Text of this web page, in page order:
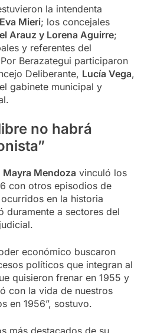
la intendenta
Eva Mieri; los concejales
Arauz y Lorena Aguirre;
y referentes del
Berazategui participaron
Deliberante, Lucía Vega,
gabinete municipal y
no habrá
Mayra Mendoza vinculó los
con otros episodios de
en la historia
duramente a sectores del
económico buscaron
políticos que integran al
quisieron frenar en 1955 y
con la vida de nuestros
en 1956”, sostuvo.
más destacados de su